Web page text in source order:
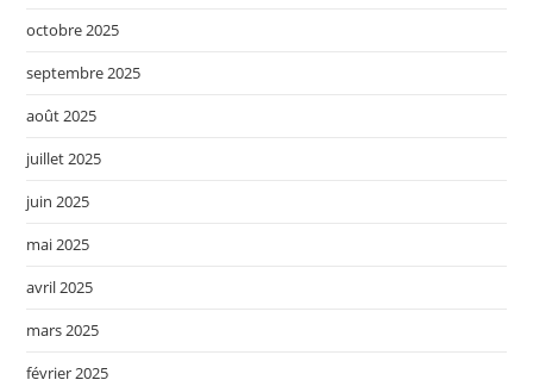
octobre 2025
septembre 2025
août 2025
juillet 2025
juin 2025
mai 2025
avril 2025
mars 2025
février 2025